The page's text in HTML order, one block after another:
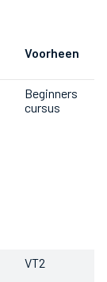
Voorheen
Beginners
cursus
VT2